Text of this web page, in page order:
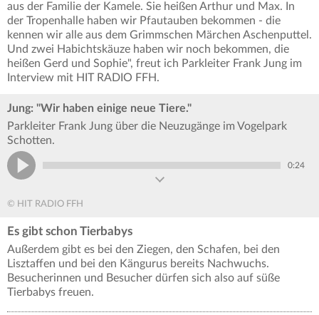
aus der Familie der Kamele. Sie heißen Arthur und Max. In
der Tropenhalle haben wir Pfautauben bekommen - die
kennen wir alle aus dem Grimmschen Märchen Aschenputtel.
Und zwei Habichtskäuze haben wir noch bekommen, die
heißen Gerd und Sophie", freut ich Parkleiter Frank Jung im
Interview mit HIT RADIO FFH.
Jung: "Wir haben einige neue Tiere."
Parkleiter Frank Jung über die Neuzugänge im Vogelpark
Schotten.
0:24
© HIT RADIO FFH
Es gibt schon Tierbabys
Außerdem gibt es bei den Ziegen, den Schafen, bei den
Lisztaffen und bei den Kängurus bereits Nachwuchs.
Besucherinnen und Besucher dürfen sich also auf süße
Tierbabys freuen.